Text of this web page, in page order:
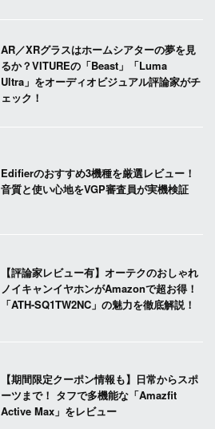
AR／XRグラスはホームシアターの夢を見
るか？VITUREの「Beast」「Luma
Ultra」をオーディオビジュアル評論家がチ
ェック！
Edifierのおすすめ3機種を厳選レビュー！
音質と使い心地をVGP審査員が実機検証
【評論家レビュー有】オーテクのおしゃれ
ノイキャンイヤホンがAmazonで超お得！
「ATH-SQ1TW2NC」の魅力を徹底解説！
【期間限定クーポン情報も】日常からスポ
ーツまで！ タフで多機能な「Amazfit
Active Max」をレビュー